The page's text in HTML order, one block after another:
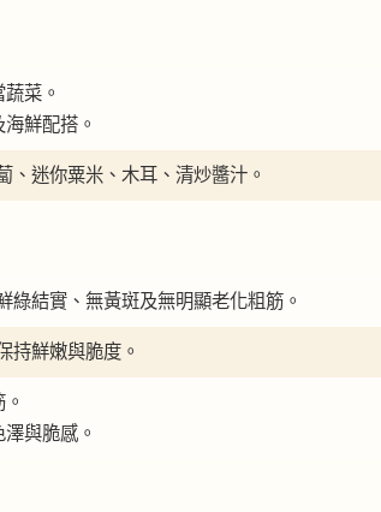
菜。
鮮配搭。
、迷你粟米、木耳、清炒醬汁。
綠結實、無黃斑及無明顯老化粗筋。
持鮮嫩與脆度。
與脆感。